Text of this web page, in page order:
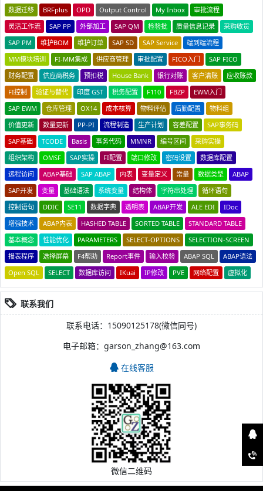
数据迁移
BRFplus OPD Output Control My Inbox
审批流程
灵活工作流
SAP PP 外部加工 SAP QM 检验批 质量信息记录
采购收货
SAP PM
维护BOM 维护订单 SAP SD SAP Service
端到端流程
MM模块培训
FI-MM集成 供应商管理 审批配置 FICO入门
SAP FICO
财务配置
供应商税务 预扣税 House Bank 银行对账 客户清账
应收账款
FI控制
验证与替代 印度 GST 税务配置 F110 FBZP
EWM入门
SAP EWM
仓库管理 OX14 成本核算 物料评估 后勤配置
物料组
价值更新
数量更新 PP-PI 流程制造 生产计划 容差配置
SAP事务码
SAP基础
TCODE Basis 事务代码 MMNR 编号区间
采购实操
组织架构
OMSF SAP实操 FI配置 端口修改 密码设置
数据库配置
远程访问
ABAP基础 SAP ABAP 内表 变量定义 常量 数据类型
ABAP
SAP开发
变量 基础语法 系统变量 结构体 字符串处理
循环语句
控制语句
DDIC SE11 数据字典 透明表 ABAP开发 ALE EDI
IDoc
增强技术
ABAP内表 HASHED TABLE SORTED TABLE
STANDARD TABLE
基本概念
性能优化 PARAMETERS SELECT-OPTIONS
SELECTION-SCREEN
报表程序
选择屏幕 F4帮助 Report事件 输入校验 ABAP SQL
ABAP语法
Open SQL
SELECT 数据库访问 IKuai IP修改 PVE 网络配置 虚拟化
联系我们
联系电话：15090125178(微信同号)
电子邮箱：garson_zhang@163.com
在线客服
微信二维码